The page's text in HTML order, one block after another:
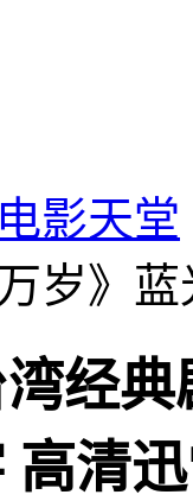
影天堂
岁》
经
高清